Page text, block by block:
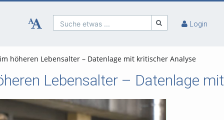
Suche etwas ... Login
höheren Lebensalter – Datenlage mit kritischer Analyse
Lebensalter – Datenlage